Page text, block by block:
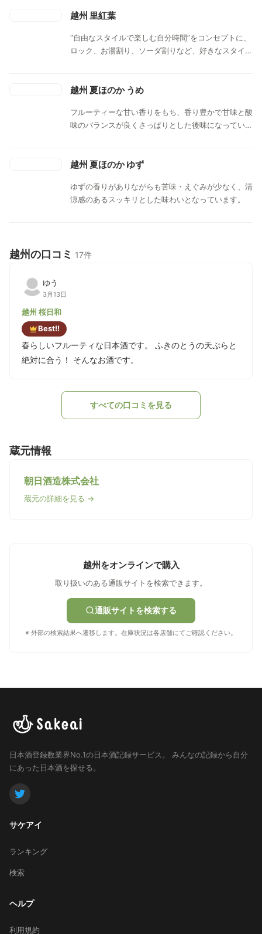
越州 里紅葉
“自由なスタイルで楽しむ自分時間”をコンセプトに、
ロック、お湯割り、ソーダ割りなど、好きなスタイル
た吟醸酒です。
越州 夏ほのか うめ
フルーティーな甘い香りをもち、香り豊かで甘味と酸
味のバランスが良くさっぱりとした後味になっていま
越州 夏ほのか ゆず
ゆずの香りがありながらも苦味・えぐみが少なく、清
涼感のあるスッキリとした味わいとなっています。
越州の口コミ 17件
ゆう
3月13日
越州 桜日和
Best!!
春らしいフルーティな日本酒です。 ふきのとうの天ぷらと
絶対に合う！ そんなお酒です。
すべての口コミを見る
蔵元情報
朝日酒造株式会社
蔵元の詳細を見る →
越州をオンラインで購入
取り扱いのある通販サイトを検索できます。
通販サイトを検索する
※ 外部の検索結果へ遷移します。在庫状況は各店舗にてご確認ください。
日本酒登録数業界No.1の日本酒記録サービス。
みんなの記録から自分
にあった日本酒を探せる。
サケアイ
ランキング
検索
ヘルプ
利用規約